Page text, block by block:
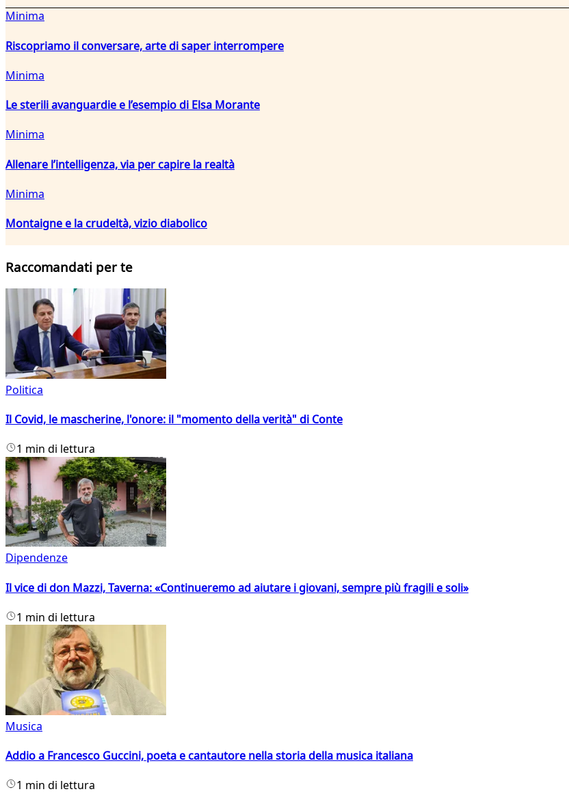
Minima
Riscopriamo il conversare, arte di saper interrompere
Minima
Le sterili avanguardie e l’esempio di Elsa Morante
Minima
Allenare l’intelligenza, via per capire la realtà
Minima
Montaigne e la crudeltà, vizio diabolico
Raccomandati per te
Politica
Il Covid, le mascherine, l'onore: il "momento della verità" di Conte
1 min di lettura
Dipendenze
Il vice di don Mazzi, Taverna: «Continueremo ad aiutare i giovani, sempre più fragili e soli»
1 min di lettura
Musica
Addio a Francesco Guccini, poeta e cantautore nella storia della musica italiana
1 min di lettura